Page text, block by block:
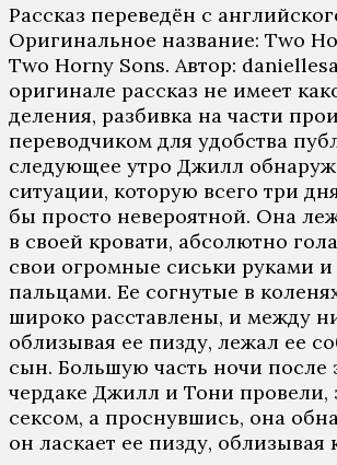
Рассказ переведён с
Оригинальное название: Two
Two Horny Sons. Автор:
оригинале рассказ не имеет
деления, разбивка на части
переводчиком для удобства
следующее утро Джилл
ситуации, которую всего три
бы просто невероятной. Она
в своей кровати, абсолютно
свои огромные сиськи руками и
пальцами. Ее согнутые в
широко расставлены, и между
облизывая ее пизду, лежал ее
сын. Большую часть ночи после
чердаке Джилл и Тони провели,
сексом, а проснувшись, она
он ласкает ее пизду, облизывая